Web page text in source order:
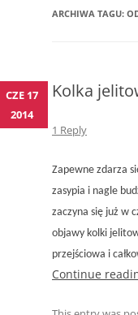
ARCHIWA TAGU:
Kolka
1 Reply
Zapewne zdarza
zasypia i nagle
zaczyna się już w
objawy kolki
przejściowa i
Continue
CZE 17
2014